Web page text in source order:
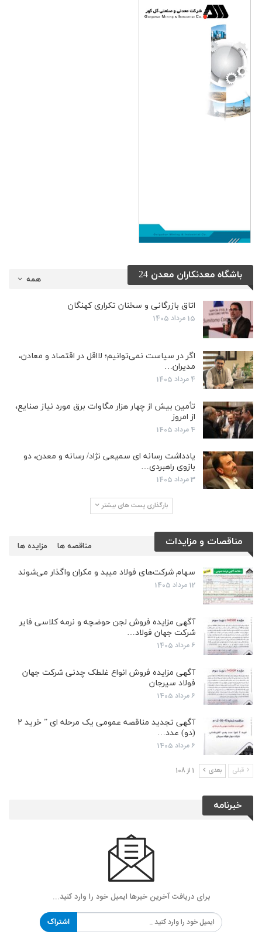
همه باشگاه معدنکاران معدن 24
اتاق بازرگانی و سخنان تکراری کهنگان
15 مرداد 1405
اگر در سیاست نمی‌توانیم؛ لااقل در اقتصاد و معادن،
مدیران…
4 مرداد 1405
تأمین بیش از چهار هزار مگاوات برق مورد نیاز صنایع،
از امروز
4 مرداد 1405
یادداشت رسانه ای سمیعی نژاد/ رسانه و معدن، دو
بازوی راهبردی…
3 مرداد 1405
بارگذاری پست های بیشتر
مناقصات و مزایدات مزایده ها مناقصه ها
سهام شرکت‌های فولاد میبد و مکران واگذار می‌شوند
12 مرداد 1405
آگهی مزایده فروش لجن حوضچه و نرمه کلاسی فایر
شرکت جهان فولاد…
6 مرداد 1405
آگهی مزایده فروش انواع غلطک چدنی شرکت جهان
فولاد سیرجان
6 مرداد 1405
آگهی تجدید مناقصه عمومی یک مرحله ای ” خرید ۲
(دو) عدد…
6 مرداد 1405
قبلی بعدی 1 از 108
خبرنامه
برای دریافت آخرین خبرها ایمیل خود را وارد کنید...
اشتراک